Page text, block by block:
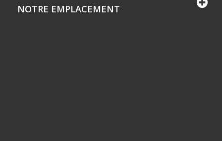
NOTRE EMPLACEMENT